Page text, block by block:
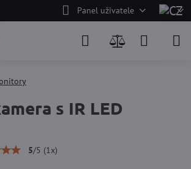
Panel uživatele
s IR LED
5/5 (1 x)